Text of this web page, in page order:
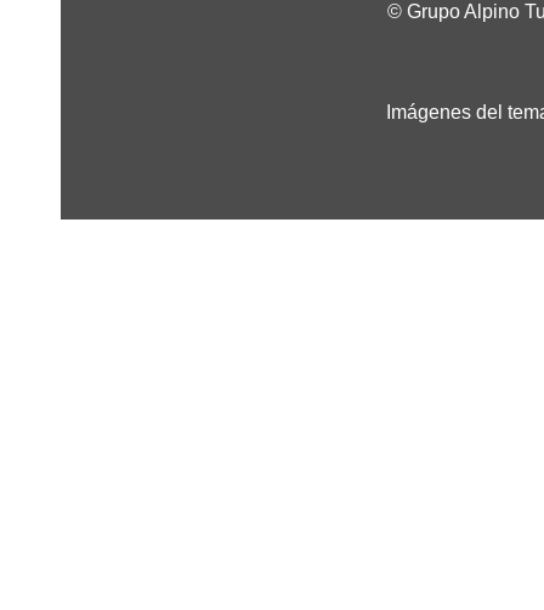
© Grupo Alpino
Imágenes del